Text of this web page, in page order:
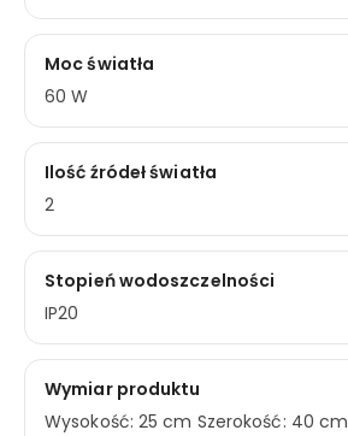
Moc światła
60 W
Ilość źródeł światła
2
Stopień wodoszczelności
IP20
Wymiar produktu
Wysokość: 25 cm Szerokość: 40 cm